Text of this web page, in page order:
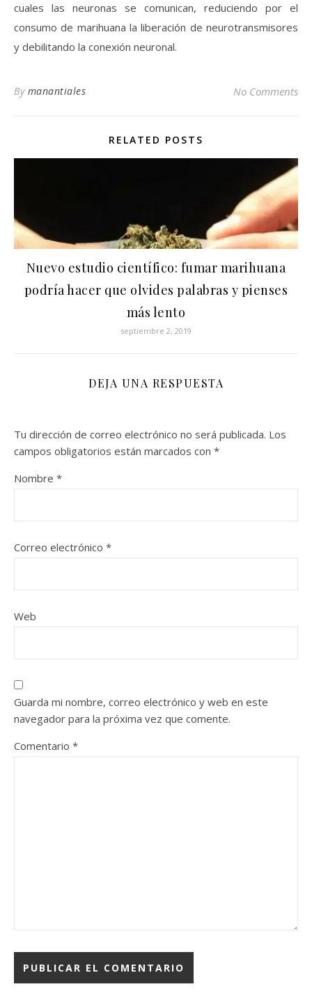
cuales las neuronas se comunican, reduciendo por el
consumo de marihuana la liberación de neurotransmisores
y debilitando la conexión neuronal.
By manantiales No Comments
RELATED POSTS
Nuevo estudio científico: fumar marihuana
podría hacer que olvides palabras y pienses
más lento
septiembre 2, 2019
DEJA UNA RESPUESTA
Tu dirección de correo electrónico no será publicada. Los
campos obligatorios están marcados con *
Nombre *
Correo electrónico *
Web
Guarda mi nombre, correo electrónico y web en este
navegador para la próxima vez que comente.
Comentario *